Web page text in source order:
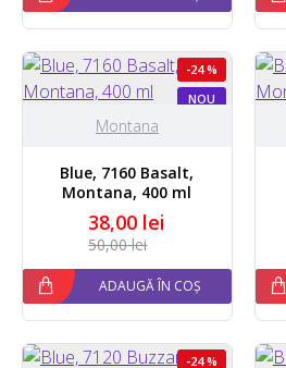
NOU
-24 %
Montana
Blue, 7160 Basalt,
Montana, 400 ml
38,00 lei
50,00 lei
ADAUGĂ ÎN COȘ
-24 %